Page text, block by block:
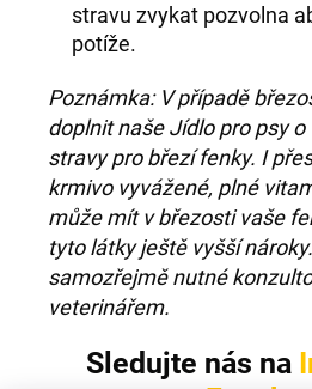
stravu zvykat pozvolna
potíže.
Poznámka: V případě
doplnit naše Jídlo pro psy
stravy pro březí fenky. I
krmivo vyvážené, plné
může mít v březosti vaše
tyto látky ještě vyšší
samozřejmě nutné
veterinářem.
Sledujte nás na